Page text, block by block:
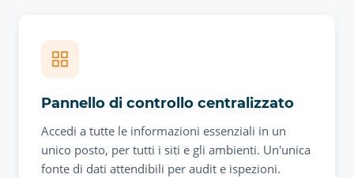
Pannello di controllo centralizzato
Accedi a tutte le informazioni essenziali in un
unico posto, per tutti i siti e gli ambienti. Un'unica
fonte di dati attendibili per audit e ispezioni.